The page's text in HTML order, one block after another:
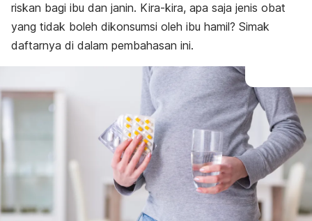
riskan bagi ibu dan janin. Kira-kira, apa saja jenis obat
yang tidak boleh dikonsumsi oleh ibu hamil? Simak
daftarnya di dalam pembahasan ini.